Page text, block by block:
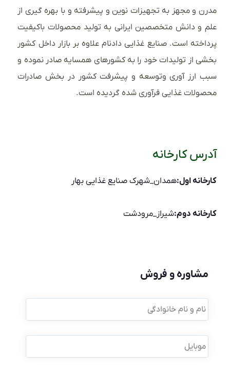
مدرن و مجهز به تجهیزات نوین و پیشرفته و با بهره گیری از
علم و دانش متخصصین ایرانی به تولید محصولات باکیفیت
پرداخته است. صنایع غذایی دادنام علاوه بر بازار داخل کشور
بخشی از تولیدات خود را به کشورهای همسایه صادر نموده و
سبب ارز آوری وتوسعه و پیشرفت کشور در بخش صادرات
محصولات غذایی فرآوری شده گردیده است.
آدرس کارخانه
کارخانه اول:همدان_شهرک صنایع غذایی بهار
کارخانه دوم:شیراز_مرودشت
مشاوره و فروش
نام
و
نام
موبایل *